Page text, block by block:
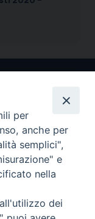
Cervia
per
anche per
semplici",
e
nella
dei